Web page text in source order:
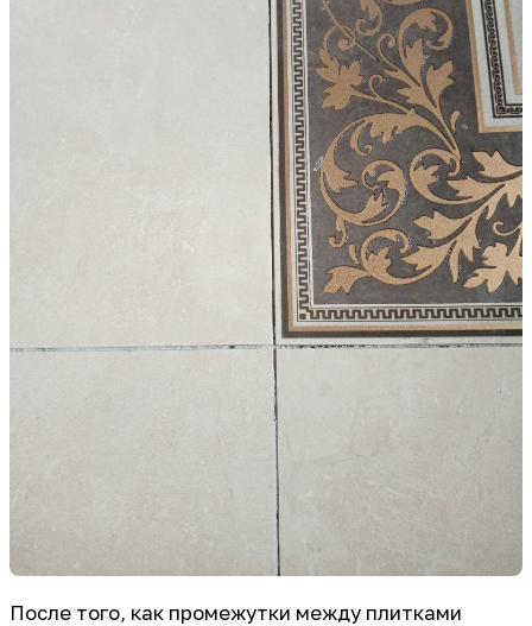
После того, как промежутки между плитками